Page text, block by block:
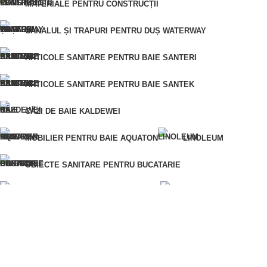
MATERIALE PENTRU CONSTRUCȚII
CANALUL ȘI TRAPURI PENTRU DUȘ WATERWAY
ARTICOLE SANITARE PENTRU BAIE SANTERI
ARTICOLE SANITARE PENTRU BAIE SANTEK
CĂZI DE BAIE KALDEWEI
MOBILIER PENTRU BAIE AQUATON LINOLEUM
OBIECTE SANITARE PENTRU BUCATARIE
Pentru o comandă rapidă, vă rugăm să ne furnizați numărul
detaliile comenzii.
numărul dumneavoastră de telefon și vă vom contacta
pentru a clarifica detaliile comenzii.